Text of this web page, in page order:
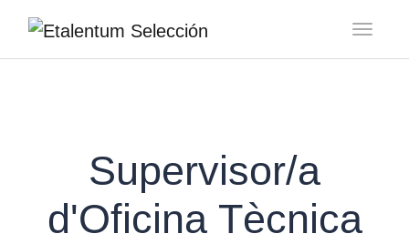
Supervisor/a
d'Oficina Tècnica